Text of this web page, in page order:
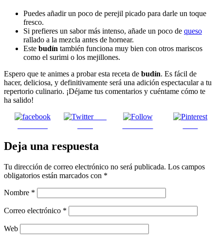
Puedes añadir un poco de perejil picado para darle un toque
fresco.
Si prefieres un sabor más intenso, añade un poco de queso
rallado a la mezcla antes de hornear.
Este budín también funciona muy bien con otros mariscos
como el surimi o los mejillones.
Espero que te animes a probar esta receta de budín. Es fácil de
hacer, deliciosa, y definitivamente será una adición espectacular a tu
repertorio culinario. ¡Déjame tus comentarios y cuéntame cómo te
ha salido!
Post
Deja una respuesta
Tu dirección de correo electrónico no será publicada. Los campos
obligatorios están marcados con *
Nombre *
Correo electrónico *
Web